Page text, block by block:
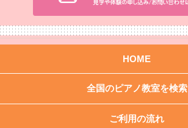
HOME
全国のピアノ教室を検索
ご利用の流れ